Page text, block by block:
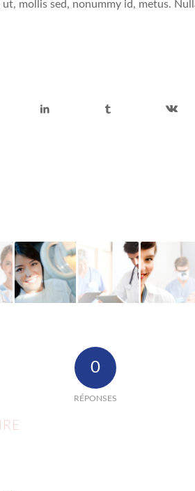
mollis sed, nonummy id, metus.
0
RÉPONSES